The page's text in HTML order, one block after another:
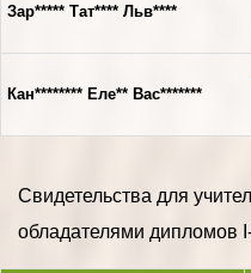
Зар***** Тат**** Льв****
Кан******** Еле** Вас*******
Свидетельства для
обладателями дипломов